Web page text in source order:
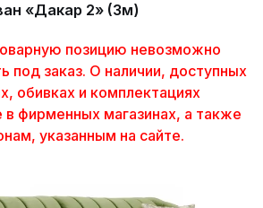
«Дакар 2» (3м)
позицию невозможно
под заказ. О наличии, доступных
обивках и комплектациях
в фирменных магазинах, а также
указанным на сайте.